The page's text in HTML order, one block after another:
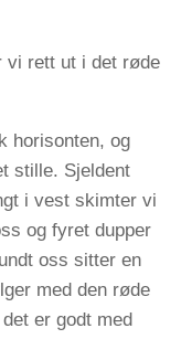
vi rett ut i det røde
horisonten, og
stille. Sjeldent
i vest skimter vi
og fyret dupper
oss sitter en
med den røde
er godt med